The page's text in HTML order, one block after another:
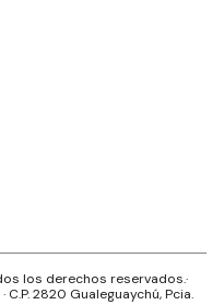
los derechos reservados.·
· C.P.2820 Gualeguaychú, Pcia.